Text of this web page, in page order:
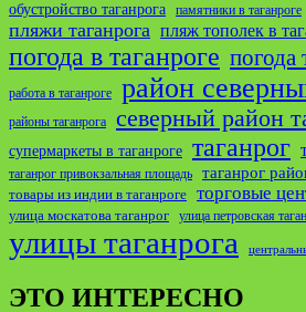
обустройство таганрога памятники в таганроге
пляжи таганрога пляж тополек в
погода в таганроге погода
работа в таганроге район
районы таганрога северный район
супермаркеты в таганроге таганрог
таганрог привокзальная площадь таганрог
товары из индии в таганроге торговые
улица москатова таганрог улица петровская
улицы таганрога
ЭТО ИНТЕРЕСНО